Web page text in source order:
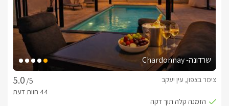
שרדונה- Chardonnay
/5
צימר בצפון, עין יעקב